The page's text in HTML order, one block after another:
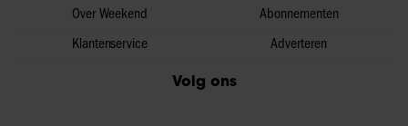
Over Weekend
Klantenservice
Abonnementen
Adverteren
Volg ons